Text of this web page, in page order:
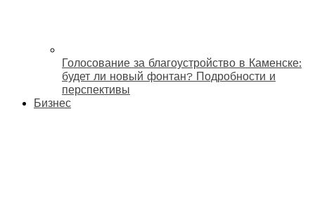
Голосование за благоустройство в Каменске:
будет ли новый фонтан? Подробности и
перспективы
Бизнес